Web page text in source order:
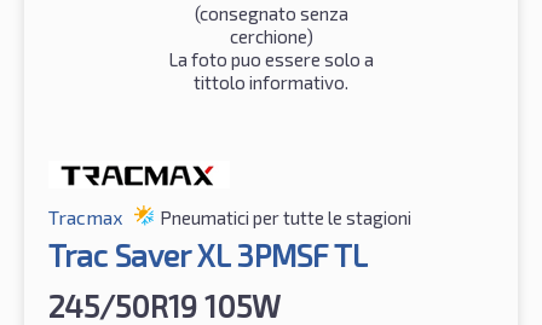
(consegnato senza
cerchione)
La foto puo essere solo a
tittolo informativo.
Tracmax Pneumatici per tutte le stagioni
Trac Saver XL 3PMSF TL
245/50R19 105W